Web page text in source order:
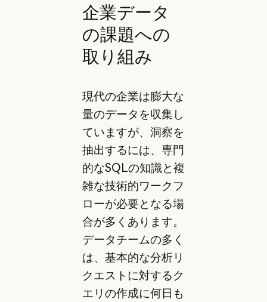
企業データ
の課題への
取り組み
現代の企業は膨大な
量のデータを収集し
ていますが、洞察を
抽出するには、専門
的なSQLの知識と複
雑な技術的ワークフ
ローが必要となる場
合が多くあります。
データチームの多く
は、基本的な分析リ
クエストに対するク
エリの作成に何日も